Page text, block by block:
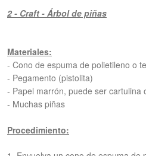
2 - Craft - Árbol de piñas
Materiales:
- Cono de espuma de polietileno o
- Pegamento (pistolita)
- Papel marrón, puede ser cartulina
- Muchas piñas
Procedimiento: